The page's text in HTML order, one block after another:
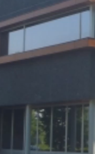
Un
Chez MExT,
clients de leurs
qualité, au sein
meilleurs experts
collaborateurs
qualitéet respect